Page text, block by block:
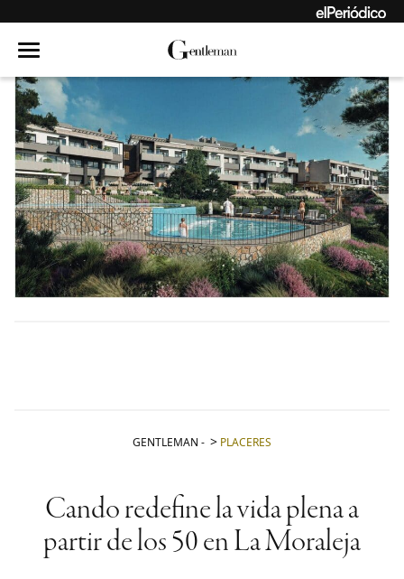
GENTLEMAN - PLACERES
Cando redefine la vida plena a
partir de los 50 en La Moraleja